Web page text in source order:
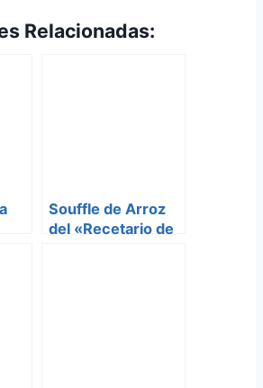
Relacionadas:
Souffle de Arroz
del «Recetario de